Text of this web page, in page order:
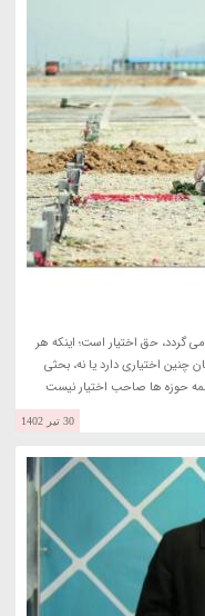
گردد، حق اختیار است؛ اینکه هر
چنین اختیاری دارد یا نه، بحثی
همه حوزه ها صاحب اختیار نیست
30 تیر 1402